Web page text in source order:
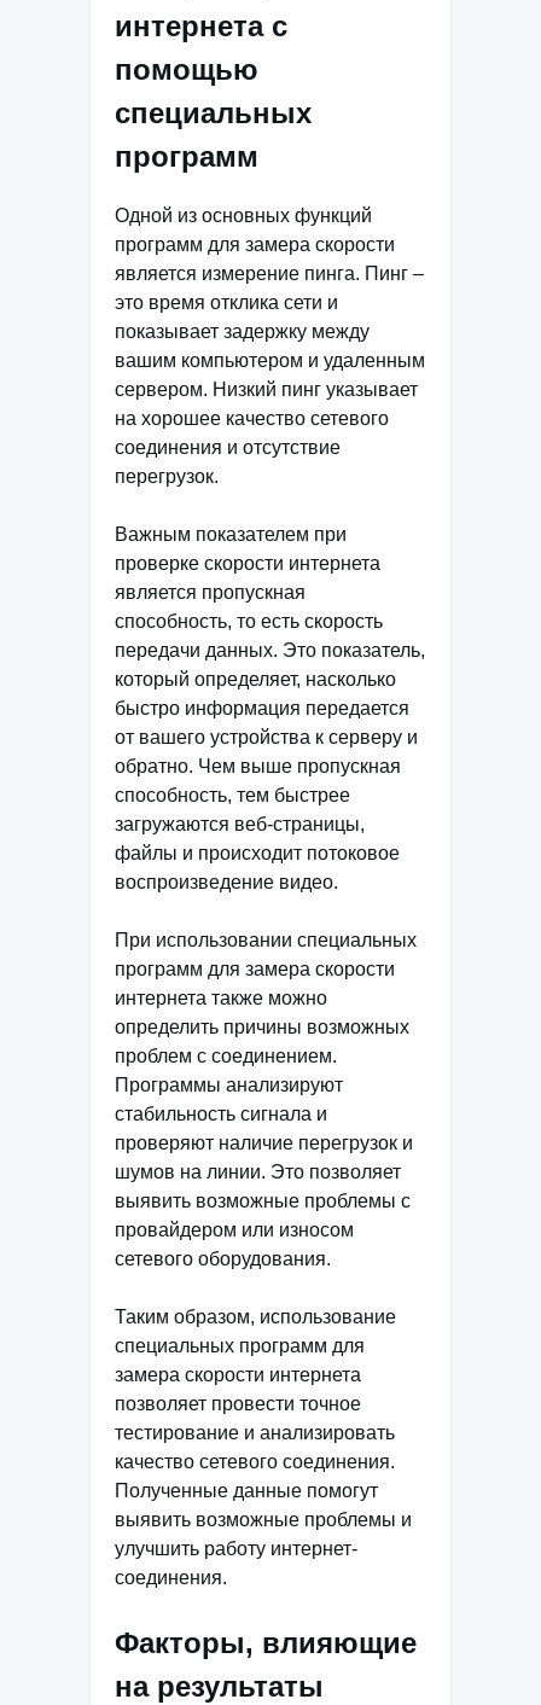
интернета с
помощью
специальных
программ
Одной из основных функций
программ для замера скорости
является измерение пинга. Пинг –
это время отклика сети и
показывает задержку между
вашим компьютером и удаленным
сервером. Низкий пинг указывает
на хорошее качество сетевого
соединения и отсутствие
перегрузок.
Важным показателем при
проверке скорости интернета
является пропускная
способность, то есть скорость
передачи данных. Это показатель,
который определяет, насколько
быстро информация передается
от вашего устройства к серверу и
обратно. Чем выше пропускная
способность, тем быстрее
загружаются веб-страницы,
файлы и происходит потоковое
воспроизведение видео.
При использовании специальных
программ для замера скорости
интернета также можно
определить причины возможных
проблем с соединением.
Программы анализируют
стабильность сигнала и
проверяют наличие перегрузок и
шумов на линии. Это позволяет
выявить возможные проблемы с
провайдером или износом
сетевого оборудования.
Таким образом, использование
специальных программ для
замера скорости интернета
позволяет провести точное
тестирование и анализировать
качество сетевого соединения.
Полученные данные помогут
выявить возможные проблемы и
улучшить работу интернет-
соединения.
Факторы, влияющие
на результаты